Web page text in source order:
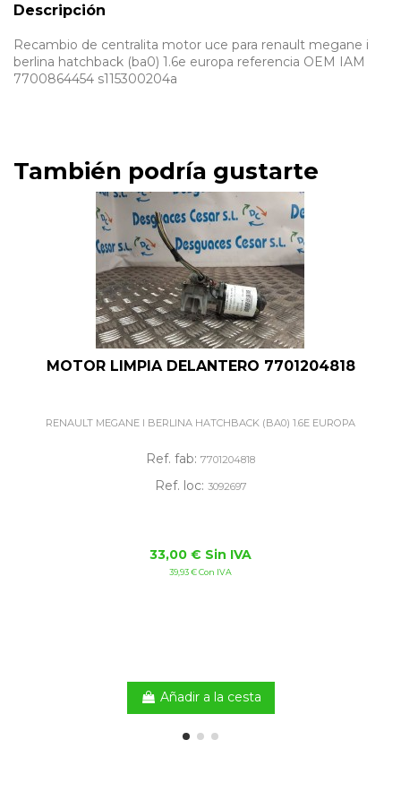
Descripción
Recambio de centralita motor uce para renault megane i
berlina hatchback (ba0) 1.6e europa referencia OEM IAM
7700864454 s115300204a
También podría gustarte
MOTOR LIMPIA DELANTERO 7701204818
RENAULT MEGANE I BERLINA HATCHBACK (BA0) 1.6E EUROPA
Ref. fab: 7701204818
Ref. loc: 3092697
33,00 € Sin IVA
39,93 € Con IVA
Añadir a la cesta